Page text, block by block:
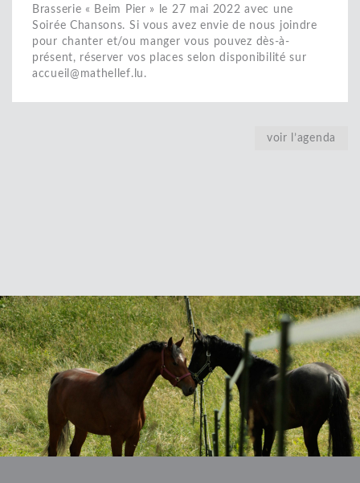
Brasserie « Beim Pier » le 27 mai 2022 avec une
Soirée Chansons. Si vous avez envie de nous joindre
pour chanter et/ou manger vous pouvez dès-à-
présent, réserver vos places selon disponibilité sur
accueil@mathellef.lu.
voir l’agenda